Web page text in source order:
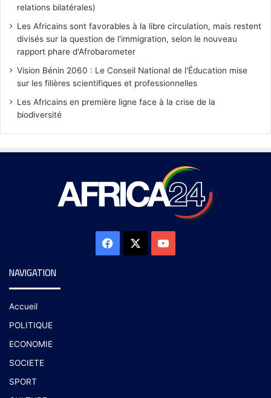
relations bilatérales)
Les Africains sont favorables à la libre circulation, mais restent
divisés sur la question de l'immigration, selon le nouveau
rapport phare d'Afrobarometer
Vision Bénin 2060 : Le Conseil National de l'Éducation mise
sur les filières scientifiques et professionnelles
Les Africains en première ligne face à la crise de la
biodiversité
NAVIGATION
Accueil
POLITIQUE
ECONOMIE
SOCIETE
SPORT